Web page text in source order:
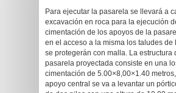
Para ejecutar la pasarela se llevará a
excavación en roca para la ejecución
cimentación de los apoyos de la
en el acceso a la misma los taludes de
se protegerán con malla. La estructura
pasarela proyectada consiste en una
cimentación de 5.00×8,00×1.40 metros,
apoyo central se va a levantar un